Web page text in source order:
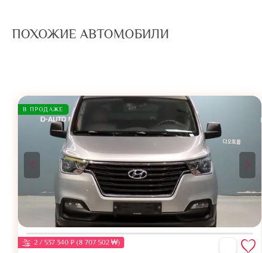
ПОХОЖИЕ АВТОМОБИЛИ
В ПРОДАЖЕ
2 / 537 340 ₽ (8 707 502 ₩)